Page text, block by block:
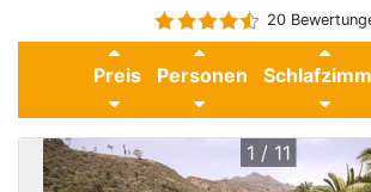
20
Preis Personen
1 / 11